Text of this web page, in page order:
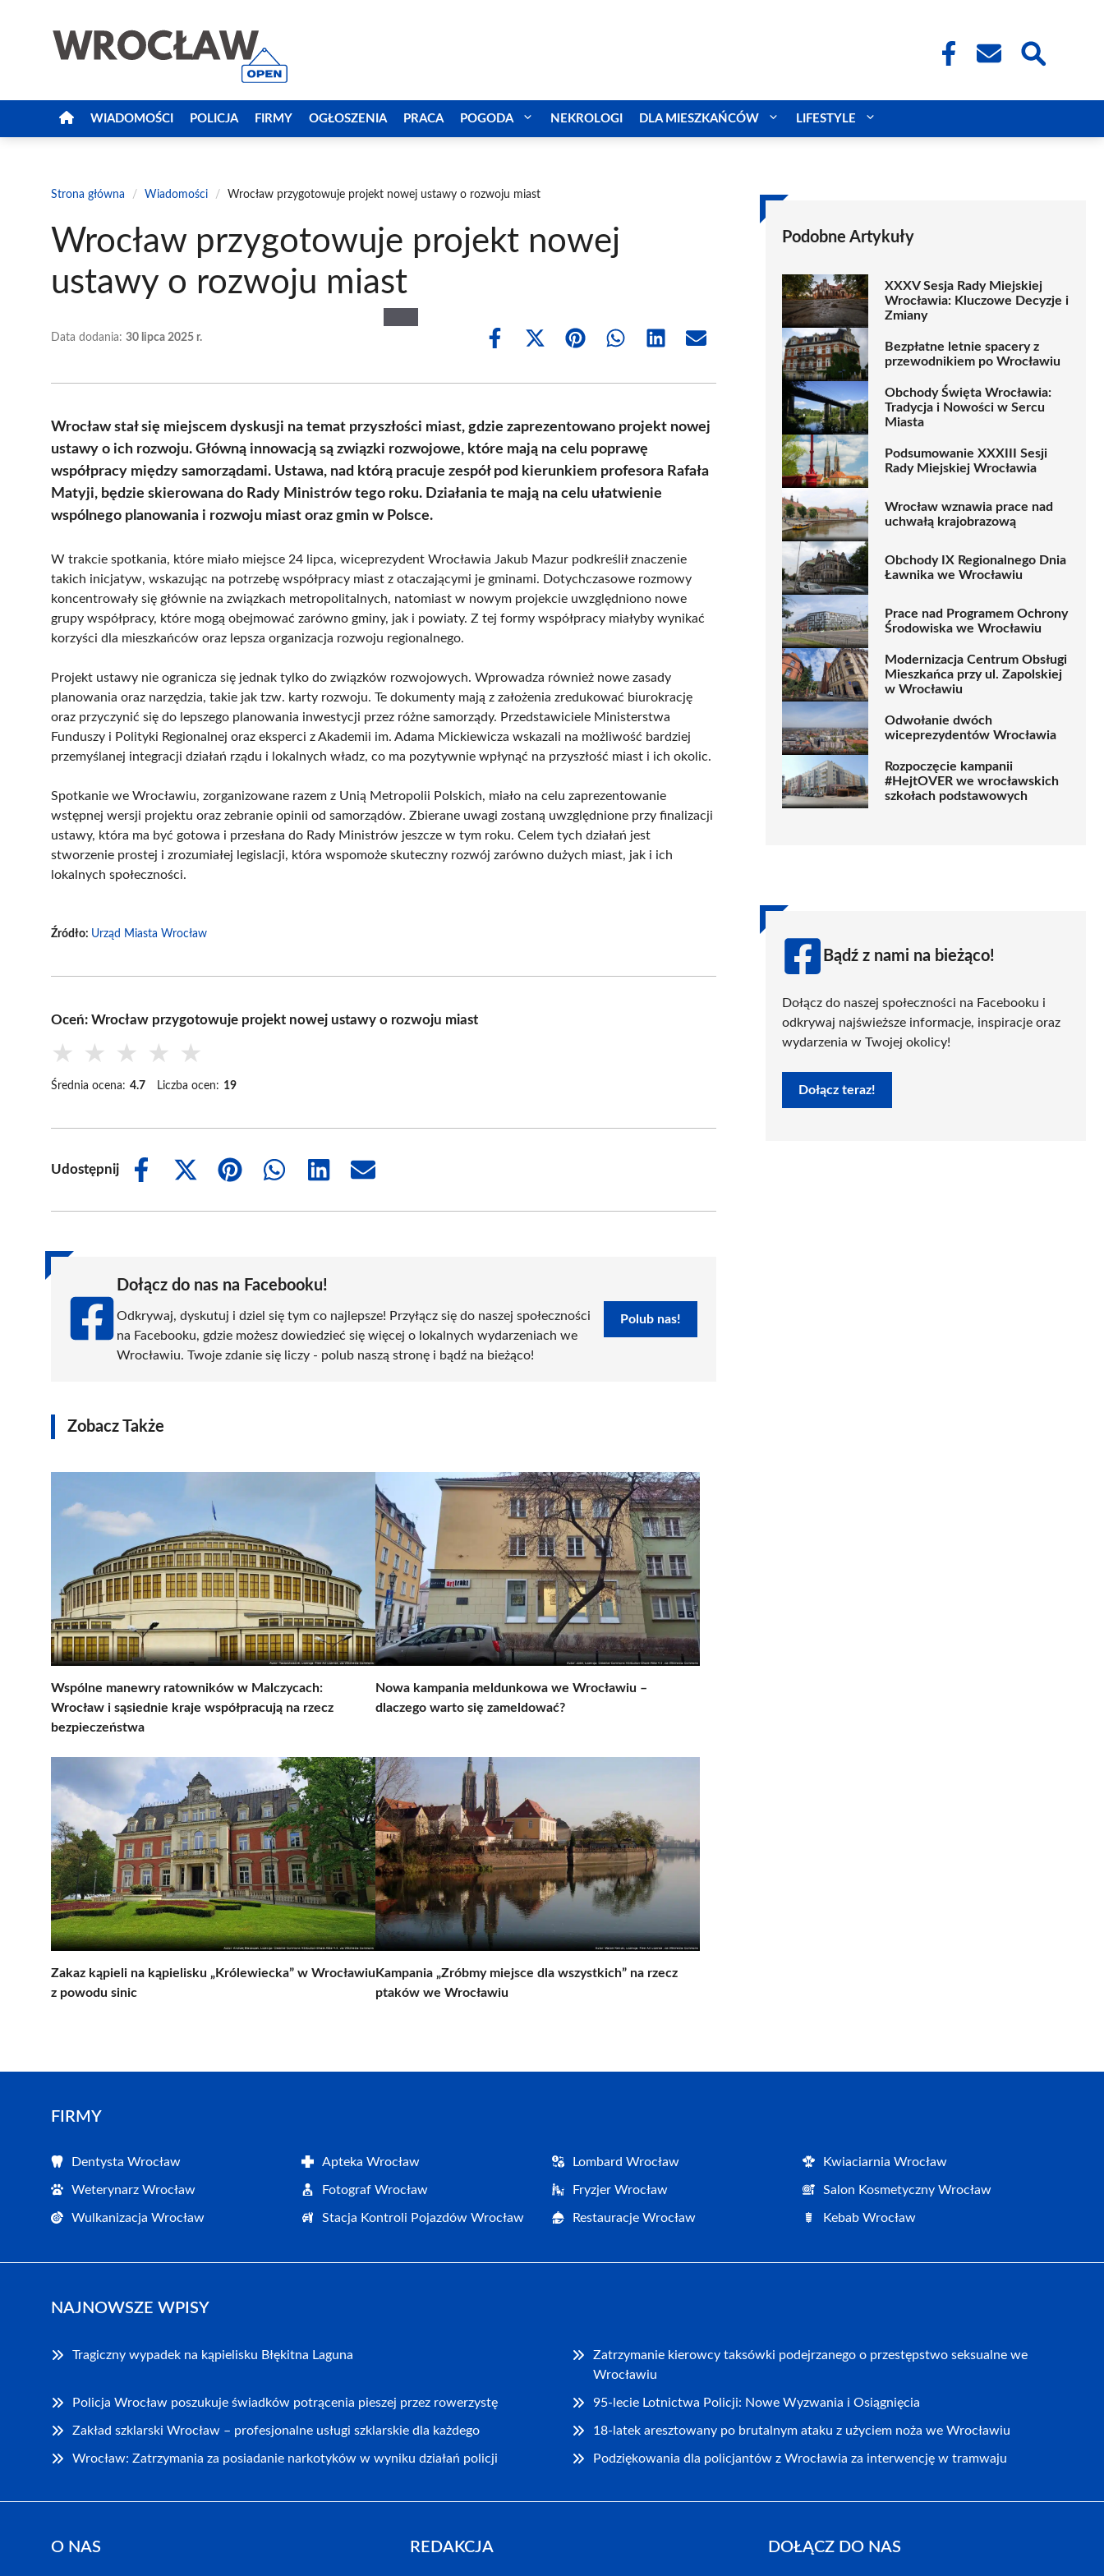
WIADOMOŚCI POLICJA FIRMY OGŁOSZENIA PRACA POGODA NEKROLOGI DLA MIESZKAŃCÓW LIFESTYLE
Strona główna / Wiadomości / Wrocław przygotowuje projekt nowej ustawy o rozwoju miast
Wrocław przygotowuje projekt nowej
ustawy o rozwoju miast
Data dodania: 30 lipca 2025 r.
Share
Share
(Twitter)
Share Share Share Share
Wrocław stał się miejscem dyskusji na temat przyszłości miast, gdzie zaprezentowano projekt nowej
ustawy o ich rozwoju. Główną innowacją są związki rozwojowe, które mają na celu poprawę
współpracy między samorządami. Ustawa, nad którą pracuje zespół pod kierunkiem profesora Rafała
Matyji, będzie skierowana do Rady Ministrów tego roku. Działania te mają na celu ułatwienie
wspólnego planowania i rozwoju miast oraz gmin w Polsce.
W trakcie spotkania, które miało miejsce 24 lipca, wiceprezydent Wrocławia Jakub Mazur podkreślił znaczenie
takich inicjatyw, wskazując na potrzebę współpracy miast z otaczającymi je gminami. Dotychczasowe rozmowy
koncentrowały się głównie na związkach metropolitalnych, natomiast w nowym projekcie uwzględniono nowe
grupy współpracy, które mogą obejmować zarówno gminy, jak i powiaty. Z tej formy współpracy miałyby wynikać
korzyści dla mieszkańców oraz lepsza organizacja rozwoju regionalnego.
Projekt ustawy nie ogranicza się jednak tylko do związków rozwojowych. Wprowadza również nowe zasady
planowania oraz narzędzia, takie jak tzw. karty rozwoju. Te dokumenty mają z założenia zredukować biurokrację
oraz przyczynić się do lepszego planowania inwestycji przez różne samorządy. Przedstawiciele Ministerstwa
Funduszy i Polityki Regionalnej oraz eksperci z Akademii im. Adama Mickiewicza wskazali na możliwość bardziej
przemyślanej integracji działań rządu i lokalnych władz, co ma pozytywnie wpłynąć na przyszłość miast i ich okolic.
Spotkanie we Wrocławiu, zorganizowane razem z Unią Metropolii Polskich, miało na celu zaprezentowanie
wstępnej wersji projektu oraz zebranie opinii od samorządów. Zbierane uwagi zostaną uwzględnione przy finalizacji
ustawy, która ma być gotowa i przesłana do Rady Ministrów jeszcze w tym roku. Celem tych działań jest
stworzenie prostej i zrozumiałej legislacji, która wspomoże skuteczny rozwój zarówno dużych miast, jak i ich
lokalnych społeczności.
Źródło: Urząd Miasta Wrocław
Oceń: Wrocław przygotowuje projekt nowej ustawy o rozwoju miast
★ ★ ★ ★ ★
Średnia ocena: 4.7 Liczba ocen: 19
Udostępnij
Share
Share
(Twitter)
Share
Share
Share
Share
Dołącz do nas na Facebooku!
Odkrywaj, dyskutuj i dziel się tym co najlepsze! Przyłącz się do naszej społeczności
na Facebooku, gdzie możesz dowiedzieć się więcej o lokalnych wydarzeniach we
Wrocławiu. Twoje zdanie się liczy - polub naszą stronę i bądź na bieżąco!
Polub nas!
Zobacz Także
Wspólne manewry ratowników w Malczycach:
Wrocław i sąsiednie kraje współpracują na rzecz
bezpieczeństwa
Nowa kampania meldunkowa we Wrocławiu –
dlaczego warto się zameldować?
Zakaz kąpieli na kąpielisku „Królewiecka” w Wrocławiu
z powodu sinic
Kampania „Zróbmy miejsce dla wszystkich” na rzecz
ptaków we Wrocławiu
Podobne Artykuły
XXXV Sesja Rady Miejskiej
Wrocławia: Kluczowe Decyzje i
Zmiany
Bezpłatne letnie spacery z
przewodnikiem po Wrocławiu
Obchody Święta Wrocławia:
Tradycja i Nowości w Sercu
Miasta
Podsumowanie XXXIII Sesji
Rady Miejskiej Wrocławia
Wrocław wznawia prace nad
uchwałą krajobrazową
Obchody IX Regionalnego Dnia
Ławnika we Wrocławiu
Prace nad Programem Ochrony
Środowiska we Wrocławiu
Modernizacja Centrum Obsługi
Mieszkańca przy ul. Zapolskiej
w Wrocławiu
Odwołanie dwóch
wiceprezydentów Wrocławia
Rozpoczęcie kampanii
#HejtOVER we wrocławskich
szkołach podstawowych
Bądź z nami na bieżąco!
Dołącz do naszej społeczności na Facebooku i
odkrywaj najświeższe informacje, inspiracje oraz
wydarzenia w Twojej okolicy!
Dołącz teraz!
FIRMY
Dentysta Wrocław Apteka Wrocław Lombard Wrocław Kwiaciarnia Wrocław
Weterynarz Wrocław Fotograf Wrocław Fryzjer Wrocław Salon Kosmetyczny Wrocław
Wulkanizacja Wrocław Stacja Kontroli Pojazdów Wrocław Restauracje Wrocław Kebab Wrocław
NAJNOWSZE WPISY
Tragiczny wypadek na kąpielisku Błękitna Laguna
Zatrzymanie kierowcy taksówki podejrzanego o przestępstwo seksualne we
Wrocławiu
Policja Wrocław poszukuje świadków potrącenia pieszej przez rowerzystę 95-lecie Lotnictwa Policji: Nowe Wyzwania i Osiągnięcia
Zakład szklarski Wrocław – profesjonalne usługi szklarskie dla każdego 18-latek aresztowany po brutalnym ataku z użyciem noża we Wrocławiu
Wrocław: Zatrzymania za posiadanie narkotyków w wyniku działań policji Podziękowania dla policjantów z Wrocławia za interwencję w tramwaju
O NAS REDAKCJA DOŁĄCZ DO NAS